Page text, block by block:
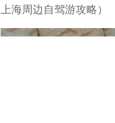
上海周边自驾游攻略）